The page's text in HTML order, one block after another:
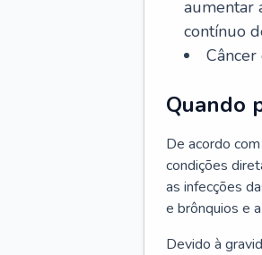
aumentar
contínuo
Quando
De acordo
condições
as infecções
e brônquios e
Devido à